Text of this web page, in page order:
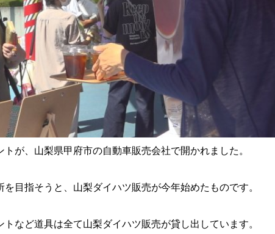
が、山梨県甲府市の自動車販売会社で開かれました。
目指そうと、山梨ダイハツ販売が今年始めたものです。
など道具は全て山梨ダイハツ販売が貸し出しています。